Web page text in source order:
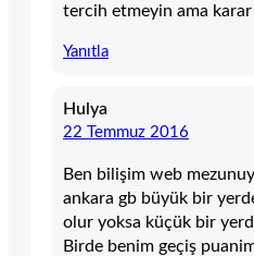
tercih etmeyin ama karar
Yanıtla
Hulya
22 Temmuz 2016
Ben bilişim web
ankara gb büyük bir
olur yoksa küçük bir
Birde benim geçiş